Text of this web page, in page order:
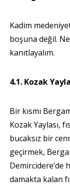
Kadim
boşuna değil.
kanıtlayalım.
4.1. Kozak
Bir kısmı
Kozak Yaylası,
bucaksız bir
geçirmek,
Demircidere’de
damakta kalan